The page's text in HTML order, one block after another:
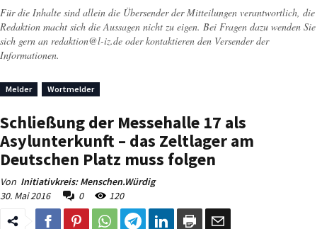
Für die Inhalte sind allein die Übersender der Mitteilungen verantwortlich, die
Redaktion macht sich die Aussagen nicht zu eigen. Bei Fragen dazu wenden Sie
sich gern an redaktion@l-iz.de oder kontaktieren den Versender der
Informationen.
Melder Wortmelder
Schließung der Messehalle 17 als
Asylunterkunft – das Zeltlager am
Deutschen Platz muss folgen
Von Initiativkreis: Menschen.Würdig
30. Mai 2016
0 120